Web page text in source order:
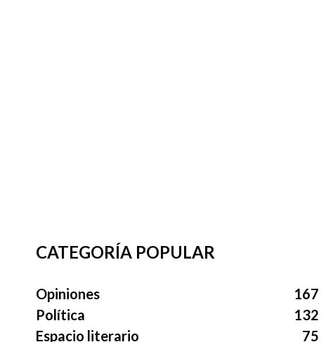
CATEGORÍA POPULAR
Opiniones
167
Política
132
Espacio literario
75